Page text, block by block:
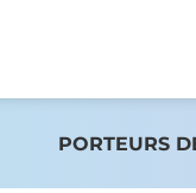
PORTEURS